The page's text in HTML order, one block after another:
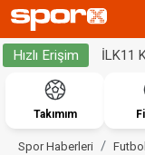
Hızlı Erişim İLK11
Takımım
Spor Haberleri Futbol